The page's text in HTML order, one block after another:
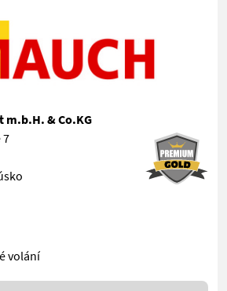
m.b.H. & Co.KG
7
volání